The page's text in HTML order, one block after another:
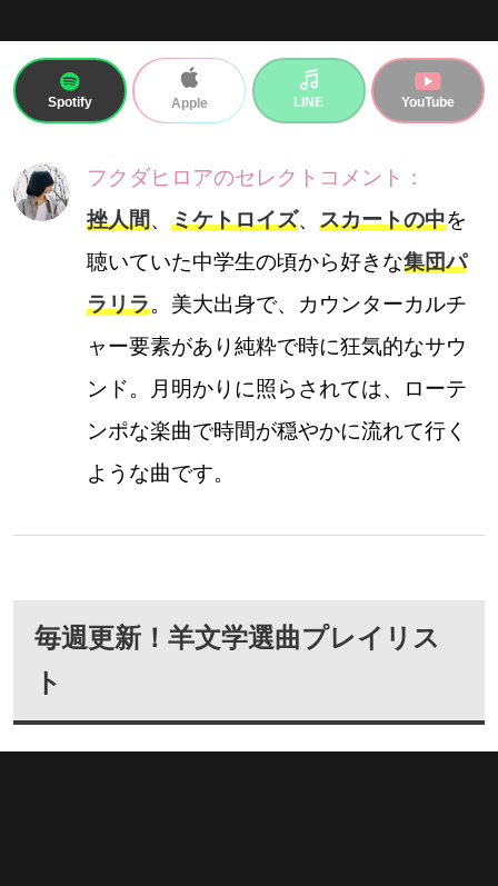
Spotify Apple LINE YouTube
フクダヒロアのセレクトコメント：
挫人間、 ミケトロイズ、 スカートの中を
聴いていた中学生の頃から好きな集団パ
ラリラ。美大出身で、カウンターカルチ
ャー要素があり純粋で時に狂気的なサウ
ンド。月明かりに照らされては、ローテ
ンポな楽曲で時間が穏やかに流れて行く
ような曲です。
毎週更新！羊文学選曲プレイリス
ト